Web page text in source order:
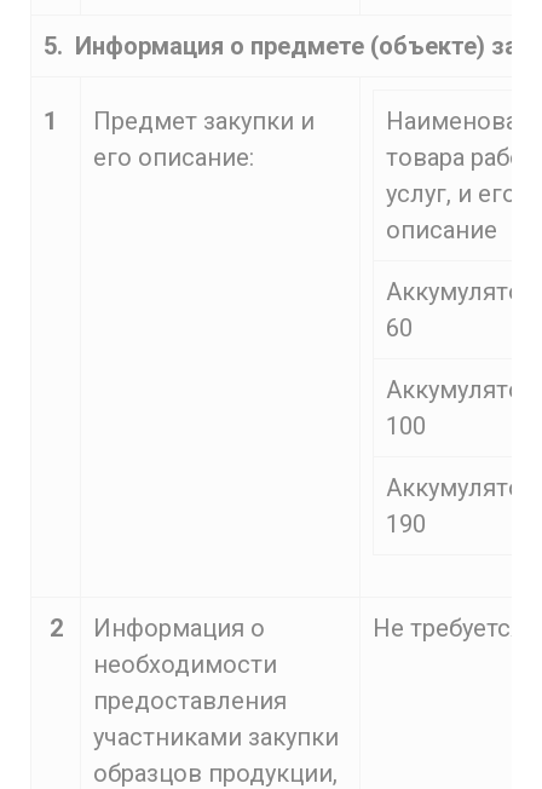
5. Информация о предмете (объекте)
1
Предмет закупки и
его описание:
товара
услуг, и его
описание
Аккумулятор
60
Аккумулятор
100
Аккумулятор
190
2
Информация о
необходимости
предоставления
участниками закупки
образцов продукции,
Не требуется